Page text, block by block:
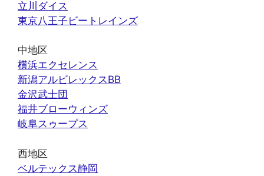
立川ダイス
東京八王子ビートレインズ
中地区
横浜エクセレンス
新潟アルビレックスBB
金沢武士団
福井ブローウィンズ
岐阜スゥープス
西地区
ベルテックス静岡